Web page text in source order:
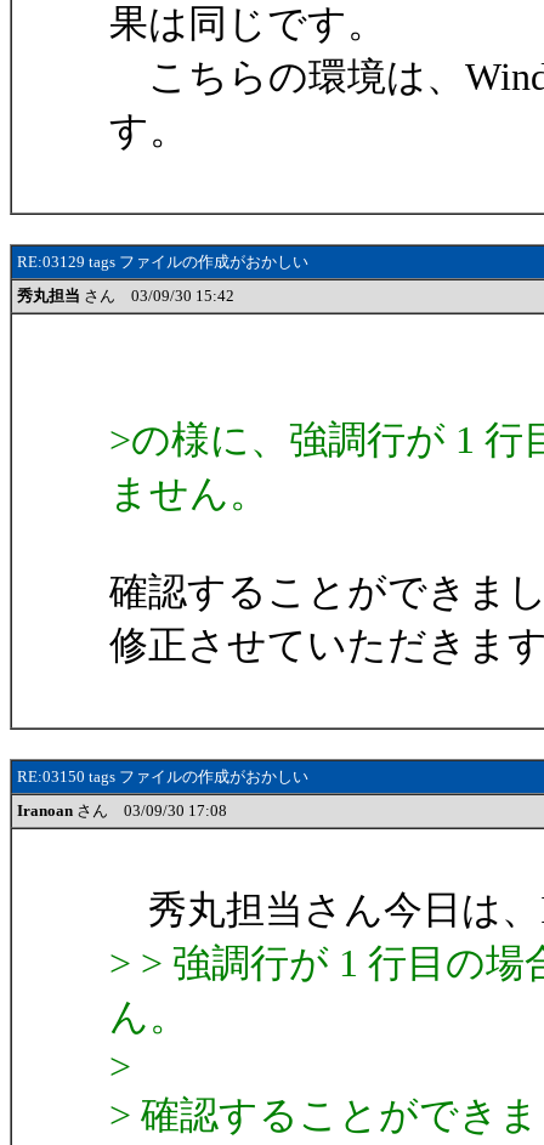
果は同じです。
こちらの環境は、
す。
RE:03129 tags ファイルの作成がおかしい
秀丸担当 さん 03/09/30 15:42
>の様に、強調行が 1 行
ません。
確認することができま
修正させていただきま
RE:03150 tags ファイルの作成がおかしい
Iranoan さん 03/09/30 17:08
秀丸担当さん今日は、
> > 強調行が 1 行目の
ん。
>
> 確認することができ